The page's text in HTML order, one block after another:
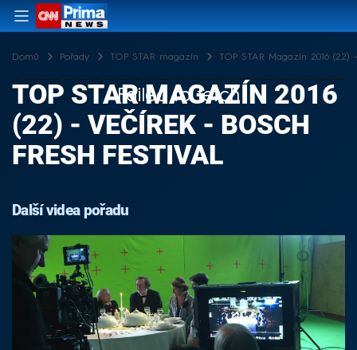
Domů Pořady TOP STAR magazín TOP STAR Magazín 2016
Failed to fetch
TOP STAR MAGAZÍN 2016
(22) - VEČÍREK - BOSCH
FRESH FESTIVAL
Další videa pořadu